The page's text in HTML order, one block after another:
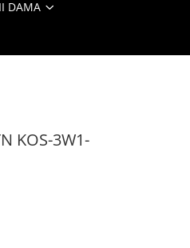
DAMA
KOS-3W1-